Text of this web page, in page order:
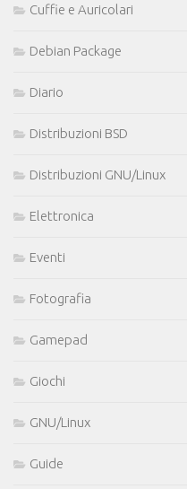
Cuffie e Auricolari
Debian Package
Diario
Distribuzioni BSD
Distribuzioni GNU/Linux
Elettronica
Eventi
Fotografia
Gamepad
Giochi
GNU/Linux
Guide